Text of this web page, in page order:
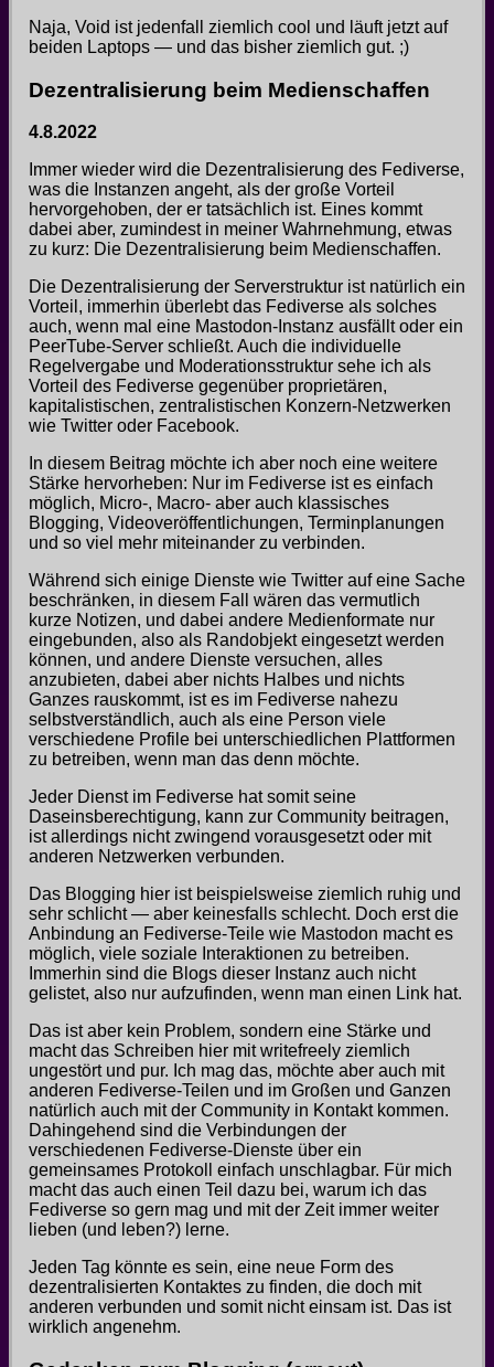
Naja, Void ist jedenfall ziemlich cool und läuft jetzt auf
beiden Laptops — und das bisher ziemlich gut. ;)
Dezentralisierung beim Medienschaffen
4.8.2022
Immer wieder wird die Dezentralisierung des Fediverse,
was die Instanzen angeht, als der große Vorteil
hervorgehoben, der er tatsächlich ist. Eines kommt
dabei aber, zumindest in meiner Wahrnehmung, etwas
zu kurz: Die Dezentralisierung beim Medienschaffen.
Die Dezentralisierung der Serverstruktur ist natürlich ein
Vorteil, immerhin überlebt das Fediverse als solches
auch, wenn mal eine Mastodon-Instanz ausfällt oder ein
PeerTube-Server schließt. Auch die individuelle
Regelvergabe und Moderationsstruktur sehe ich als
Vorteil des Fediverse gegenüber proprietären,
kapitalistischen, zentralistischen Konzern-Netzwerken
wie Twitter oder Facebook.
In diesem Beitrag möchte ich aber noch eine weitere
Stärke hervorheben: Nur im Fediverse ist es einfach
möglich, Micro-, Macro- aber auch klassisches
Blogging, Videoveröffentlichungen, Terminplanungen
und so viel mehr miteinander zu verbinden.
Während sich einige Dienste wie Twitter auf eine Sache
beschränken, in diesem Fall wären das vermutlich
kurze Notizen, und dabei andere Medienformate nur
eingebunden, also als Randobjekt eingesetzt werden
können, und andere Dienste versuchen, alles
anzubieten, dabei aber nichts Halbes und nichts
Ganzes rauskommt, ist es im Fediverse nahezu
selbstverständlich, auch als eine Person viele
verschiedene Profile bei unterschiedlichen Plattformen
zu betreiben, wenn man das denn möchte.
Jeder Dienst im Fediverse hat somit seine
Daseinsberechtigung, kann zur Community beitragen,
ist allerdings nicht zwingend vorausgesetzt oder mit
anderen Netzwerken verbunden.
Das Blogging hier ist beispielsweise ziemlich ruhig und
sehr schlicht — aber keinesfalls schlecht. Doch erst die
Anbindung an Fediverse-Teile wie Mastodon macht es
möglich, viele soziale Interaktionen zu betreiben.
Immerhin sind die Blogs dieser Instanz auch nicht
gelistet, also nur aufzufinden, wenn man einen Link hat.
Das ist aber kein Problem, sondern eine Stärke und
macht das Schreiben hier mit writefreely ziemlich
ungestört und pur. Ich mag das, möchte aber auch mit
anderen Fediverse-Teilen und im Großen und Ganzen
natürlich auch mit der Community in Kontakt kommen.
Dahingehend sind die Verbindungen der
verschiedenen Fediverse-Dienste über ein
gemeinsames Protokoll einfach unschlagbar. Für mich
macht das auch einen Teil dazu bei, warum ich das
Fediverse so gern mag und mit der Zeit immer weiter
lieben (und leben?) lerne.
Jeden Tag könnte es sein, eine neue Form des
dezentralisierten Kontaktes zu finden, die doch mit
anderen verbunden und somit nicht einsam ist. Das ist
wirklich angenehm.